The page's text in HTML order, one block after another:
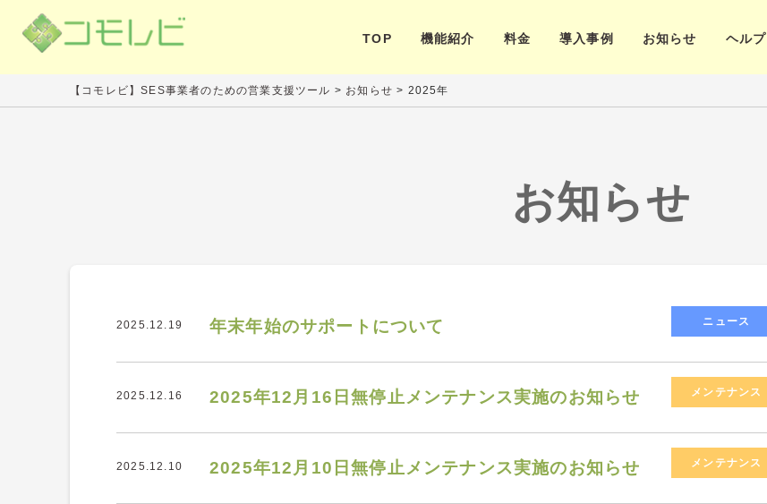
TOP 機能紹介 料金 導入事例 お知らせ ヘルプ
【コモレビ】SES事業者のための営業支援ツール > お知らせ > 2025年
お知らせ
2025.12.19 年末年始のサポートについて ニュース
2025.12.16 2025年12月16日無停止メンテナンス実施のお知らせ メンテナンス
2025.12.10 2025年12月10日無停止メンテナンス実施のお知らせ メンテナンス